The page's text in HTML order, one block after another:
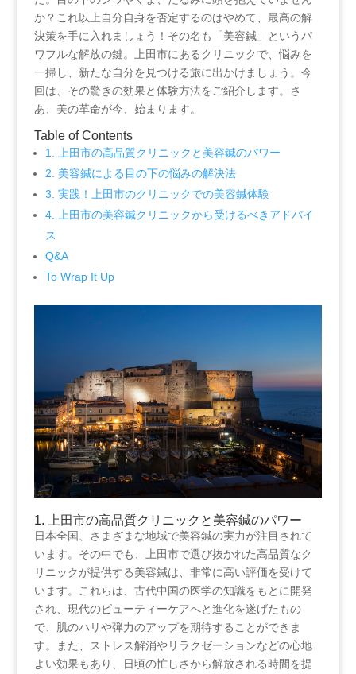
か？これ以上自分自身を否定するのはやめて、最高の解
決策を手に入れましょう！その名も「美容鍼」というパ
ワフルな解放の鍵。上田市にあるクリニックで、悩みを
一掃し、新たな自分を見つける旅に出かけましょう。今
回は、その驚きの効果と体験方法をご紹介します。さ
あ、美の革命が今、始まります。
Table of Contents
1. 上田市の高品質クリニックと美容鍼のパワー
2. 美容鍼による目の下の悩みの解決法
3. 実践！上田市のクリニックでの美容鍼体験
4. 上田市の美容鍼クリニックから受けるべきアドバイ
ス
Q&A
To Wrap It Up
1. 上田市の高品質クリニックと美容鍼のパワー
日本全国、さまざまな地域で美容鍼の実力が注目されて
います。その中でも、上田市で選び抜かれた高品質なク
リニックが提供する美容鍼は、非常に高い評価を受けて
います。これらは、古代中国の医学の知識をもとに開発
され、現代のビューティーケアへと進化を遂げたもの
で、肌のハリや弾力のアップを期待することができま
す。また、ストレス解消やリラクゼーションなどの心地
よい効果もあり、日頃の忙しさから解放される時間を提